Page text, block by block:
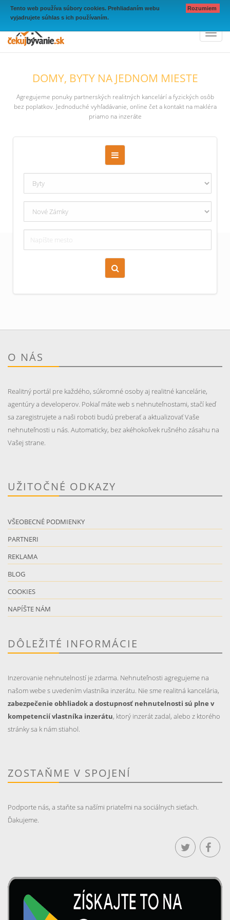
Tento web používa súbory cookies. Prehliadaním webu
vyjadrujete súhlas s ich používaním.
Rozumiem
DOMY, BYTY NA JEDNOM MIESTE
Agregujeme ponuky partnerských realitných kancelárí a fyzických osôb
bez poplatkov. Jednoduché vyhľadávanie, online čet a kontakt na makléra
priamo na inzeráte
Zoraď podľa času pridania
O NÁS
Realitný portál pre každého, súkromné osoby aj realitné kancelárie,
agentúry a developerov. Pokiaľ máte web s nehnuteľnostami, stačí keď
sa zaregistrujete a naši roboti budú preberať a aktualizovať Vaše
nehnuteľnosti u nás. Automaticky, bez akéhokoľvek rušného zásahu na
Vašej strane.
UŽITOČNÉ ODKAZY
VŠEOBECNÉ PODMIENKY
PARTNERI
REKLAMA
BLOG
COOKIES
NAPÍŠTE NÁM
DÔLEŽITÉ INFORMÁCIE
Inzerovanie nehnutelností je zdarma. Nehnuteľnosti agregujeme na
našom webe s uvedením vlastníka inzerátu. Nie sme realitná kancelária,
zabezpečenie obhliadok a dostupnosť nehnutelnosti sú plne v
kompetencií vlastníka inzerátu, ktorý inzerát zadal, alebo z ktorého
stránky sa k nám stiahol.
ZOSTAŇME V SPOJENÍ
Podporte nás, a staňte sa našími priateľmi na sociálnych sieťach.
Ďakujeme.